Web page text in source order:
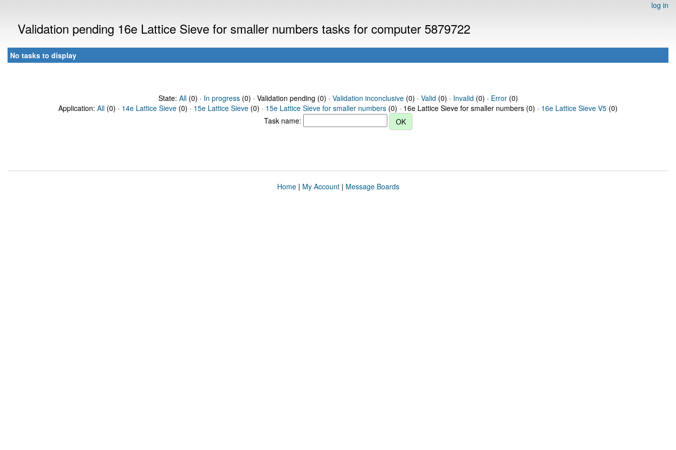
log in
Validation pending 16e Lattice Sieve for smaller numbers tasks for computer 5879722
No tasks to display
State: All(0) · In progress(0) · Validation pending (0) · Validation inconclusive(0) · Valid (0) · Invalid (0) · Error(0)
Application: All (0) · 14e Lattice Sieve (0) · 15e Lattice Sieve (0) · 15e Lattice Sieve for smaller numbers (0) · 16e Lattice Sieve for smaller numbers (0) · 16e Lattice Sieve V5 (0)
Task name:
Home| My Account| Message Boards